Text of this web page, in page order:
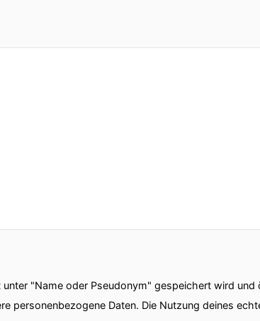
"Name oder Pseudonym" gespeichert wird und
personenbezogene Daten. Die Nutzung deines